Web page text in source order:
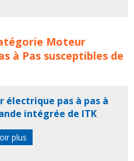
JANOME concerne les
PAS A PASMOTEURS PAS
pas a pas
moteurs electriques
a paspas a pas moteur
pasmoteur pas a pas
bipolaire
Moteur
à Pas susceptibles de
électrique pas à pas à
intégrée de ITK
plus